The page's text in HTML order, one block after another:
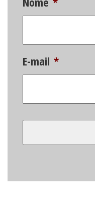
E-mail *